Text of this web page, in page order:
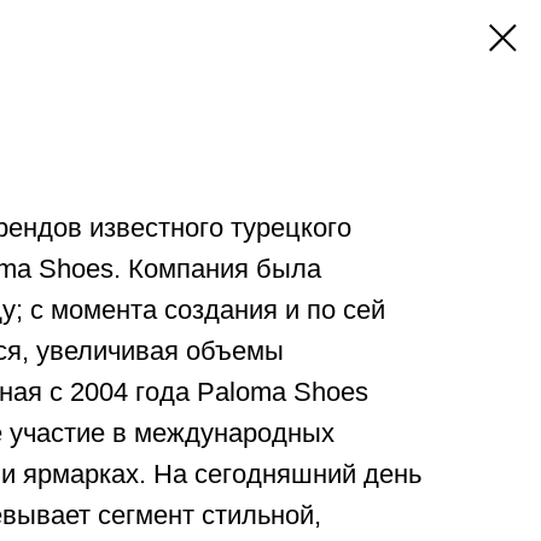
известного турецкого
Shoes. Компания была
с момента создания и по сей
увеличивая объемы
с 2004 года Paloma Shoes
участие в международных
ярмарках. На сегодняшний день
сегмент стильной,